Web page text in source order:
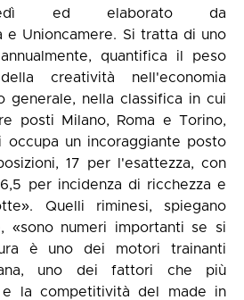
ed elaborato da
e Unioncamere. Si tratta di uno
quantifica il peso
creatività nell'economia
generale, nella classifica in cui
posti Milano, Roma e Torino,
occupa un incoraggiante posto
17 per l'esattezza, con
per incidenza di ricchezza e
Quelli riminesi, spiegano
«sono numeri importanti se si
è uno dei motori trainanti
uno dei fattori che più
e la competitività del made in